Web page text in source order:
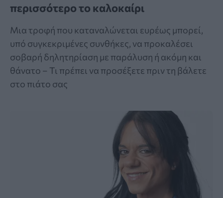
περισσότερο το καλοκαίρι
Μια τροφή που καταναλώνεται ευρέως μπορεί,
υπό συγκεκριμένες συνθήκες, να προκαλέσει
σοβαρή δηλητηρίαση με παράλυση ή ακόμη και
θάνατο – Τι πρέπει να προσέξετε πριν τη βάλετε
στο πιάτο σας